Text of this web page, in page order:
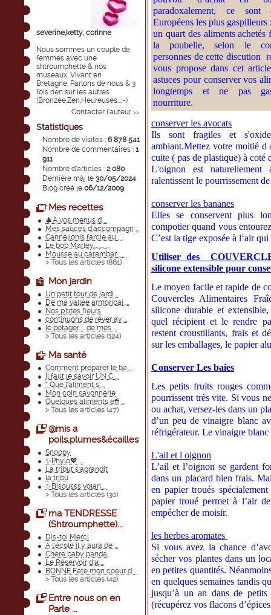
severine,ketty, corinne
Nous sommes un couple de
femmes avec une
shtroumphette & nos
museaux...Vivant en
Bretagne. Parlons de nous & 3
fois rien sur les autres
!Bronzée,Zen,Heureuses...;-)
Contacter l'auteur >>
Statistiques
Nombre de visites : 6 878 541
Nombre de commentaires : 1
911
Nombre d'articles : 2 080
Dernière màj le 30/05/2024
Blog créé le 06/12/2009
Mes recettes
🎄À vos menus d ...
Mes sauces d'accompagn ...
Cannellonis farcie au ...
Le bob Marley......... ...
Mousse au carambar.... ...
> Tous les articles (861)
Mon jardin
Un petit tour de jardi ...
De ma vallée armoricai ...
Nos p'tites fleurs
continuons de rêver av ...
le potager..... de mes ...
> Tous les articles (124)
Ma santé
Comment préparer le ba ...
Il faut le savoir UN C ...
“ Que l'aliment s ...
Mon coin savonnerie
Quelques aliments effi ...
> Tous les articles (47)
@mis a
poils,plumes&écailles
Snoopy
✨Phylo💖 ...
La tribut s'agrandit
la tribu
✨Bisousss volan ...
> Tous les articles (30)
ma TENDRESSE
(Shtroumphette)...
Dis-toi Merci
A l'école il y aura de ...
Chère baby panda,
Le Réservoir d'ϰ ...
BONNE Fête mon coeur d ...
> Tous les articles (42)
Entre nous on en
Parle ...
paradoxalement, ce sont
Européens les plus gaspilleurs
un quart des aliments achetés
la poubelle, selon le
personnes de cette discution
vous propose dans cet
astuces pour conserver vos
longtemps et ne pas
nourriture.
conserver les avocats
Ils sont fragiles et
ambiant.Mettez votre moitié d
cuite ( pas de plastique) à coté
L'oignon est naturellement
ralentissent le pourrissement
conserver les bananes
Elles se conservent plus
compotier quand vous
C’est la tige exposée à l‘air
Utiliser des
silicone extensible pour
Le moyen facile et rapide de
Couvercles Alimentaires
silicone durable et
quel récipient et le rendre
restent croustillants, frais et
sur les emballages, le papier
Conserver Les baies
Les petits fruits rouges
pourrissent très vite. Si vous
ou achat, versez-les dans un
d’un peu de vinaigre blanc
réfrigérateur. Le vinaigre
L'ail et l oignon
L’ail et l’oignon se gardent
dans un placard bien frais.
en papier troués
papier troué permet à l’air
empêcher de moisir.
les herbes aromates
Si vous avez la chance
sécher vos plantes dans un
en petites quantités.
en quelques semaines tandis
jusqu’à un an dans de
(récupérez vos flacons